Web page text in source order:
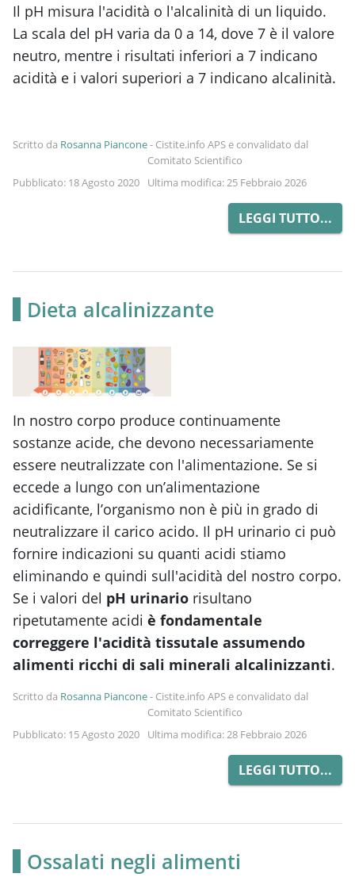
Il pH misura l'acidità o l'alcalinità di un liquido.
La scala del pH varia da 0 a 14, dove 7 è il valore
neutro, mentre i risultati inferiori a 7 indicano
acidità e i valori superiori a 7 indicano alcalinità.
Scritto da Rosanna Piancone- Cistite.info APS e convalidato dal
Comitato Scientifico
Pubblicato: 18 Agosto 2020
Ultima modifica: 25 Febbraio 2026
LEGGI TUTTO...
Dieta alcalinizzante
In nostro corpo produce continuamente
sostanze acide, che devono necessariamente
essere neutralizzate con l'alimentazione. Se si
eccede a lungo con un’alimentazione
acidificante, l’organismo non è più in grado di
neutralizzare il carico acido. Il pH urinario ci può
fornire indicazioni su quanti acidi stiamo
eliminando e quindi sull'acidità del nostro corpo.
Se i valori del pH urinario risultano
ripetutamente acidi è fondamentale
correggere l'acidità tissutale assumendo
alimenti ricchi di sali minerali alcalinizzanti.
Scritto da Rosanna Piancone- Cistite.info APS e convalidato dal
Comitato Scientifico
Pubblicato: 15 Agosto 2020
Ultima modifica: 28 Febbraio 2026
LEGGI TUTTO...
Ossalati negli alimenti